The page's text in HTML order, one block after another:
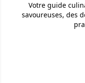
Votre guide
savoureuses, des